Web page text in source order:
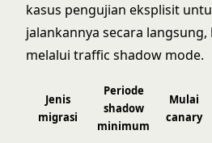
kasus pengujian eksplisit
jalankannya secara langsung,
melalui traffic shadow mode.
Jenis
migrasi
Periode
shadow
minimum
Mulai
canary